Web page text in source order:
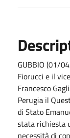
GUBBIO (01/
Fiorucci e il
Francesco
Perugia il
di Stato
stata richiesta
necessità di